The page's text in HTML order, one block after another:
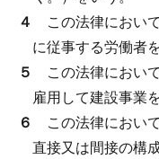
４ この法律におい
に従事する労働者を
５ この法律におい
雇用して建設事業
６ この法律におい
直接又は間接の構